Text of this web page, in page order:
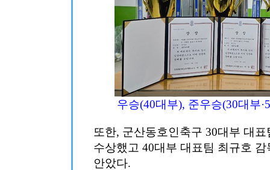
우승(40대부), 준우승(30대부
또한, 군산동호인축구 30대부 대
수상했고 40대부 대표팀 최규호
안았다.